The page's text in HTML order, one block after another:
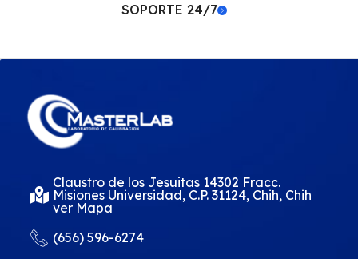
SOPORTE 24/7
Claustro de los Jesuitas 14302 Fracc.
Misiones Universidad, C.P. 31124, Chih, Chih
ver Mapa
(656) 596-6274